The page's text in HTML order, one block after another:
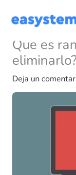
Que es
Deja un